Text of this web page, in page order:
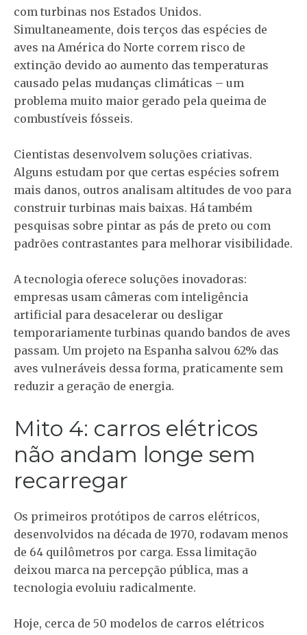
com turbinas nos Estados Unidos.
Simultaneamente, dois terços das espécies de
aves na América do Norte correm risco de
extinção devido ao aumento das temperaturas
causado pelas mudanças climáticas – um
problema muito maior gerado pela queima de
combustíveis fósseis.
Cientistas desenvolvem soluções criativas.
Alguns estudam por que certas espécies sofrem
mais danos, outros analisam altitudes de voo para
construir turbinas mais baixas. Há também
pesquisas sobre pintar as pás de preto ou com
padrões contrastantes para melhorar visibilidade.
A tecnologia oferece soluções inovadoras:
empresas usam câmeras com inteligência
artificial para desacelerar ou desligar
temporariamente turbinas quando bandos de aves
passam. Um projeto na Espanha salvou 62% das
aves vulneráveis dessa forma, praticamente sem
reduzir a geração de energia.
Mito 4: carros elétricos
não andam longe sem
recarregar
Os primeiros protótipos de carros elétricos,
desenvolvidos na década de 1970, rodavam menos
de 64 quilômetros por carga. Essa limitação
deixou marca na percepção pública, mas a
tecnologia evoluiu radicalmente.
Hoje, cerca de 50 modelos de carros elétricos